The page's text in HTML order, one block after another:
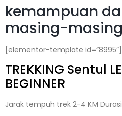
kemampuan
masing-
[elementor-template id=”8995″]
TREKKING Sentul
BEGINNER
Jarak tempuh trek 2-4 KM